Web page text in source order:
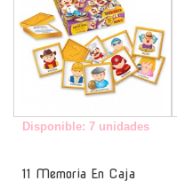
Disponible: 7 unidades
11 Memoria En Caja